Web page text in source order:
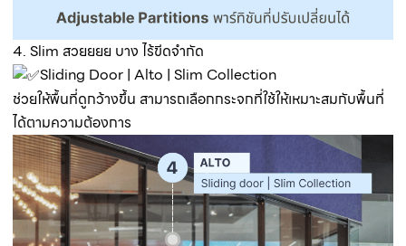
4. Slim สวยยยย บาง ไร้ขีดจำกัด
Sliding Door | Alto | Slim Collection
ช่วยให้พื้นที่ดูกว้างขึ้น สามารถเลือกกระจกที่ใช้ให้เหมาะสมกับพื้นที่
ได้ตามความต้องการ